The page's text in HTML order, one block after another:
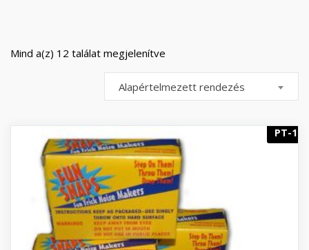
Mind a(z) 12 találat megjelenítve
Alapértelmezett rendezés
PT-1